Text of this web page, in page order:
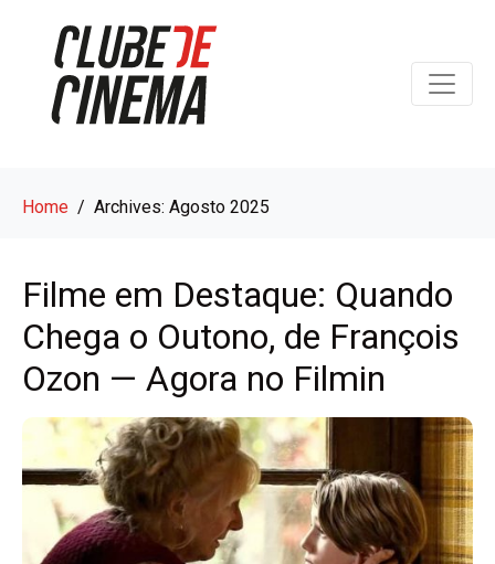
Home Archives: Agosto 2025
Filme em Destaque: Quando
Chega o Outono, de François
Ozon — Agora no Filmin